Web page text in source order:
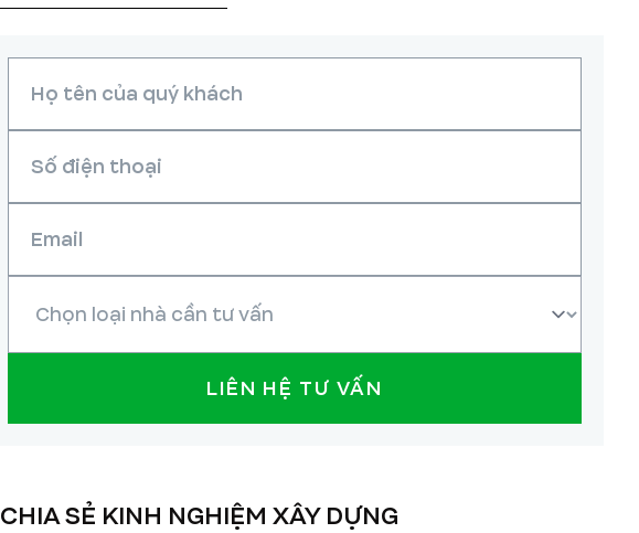
LIÊN HỆ TƯ VẤN
CHIA SẺ KINH NGHIỆM XÂY DỰNG